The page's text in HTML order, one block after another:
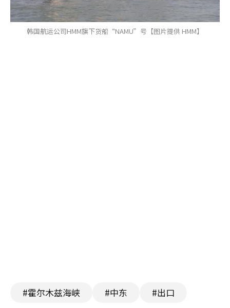
韩国航运公司HMM旗下货船“NAMU”号【图片提供 HMM】
#霍尔木兹海峡 #中东 #出口